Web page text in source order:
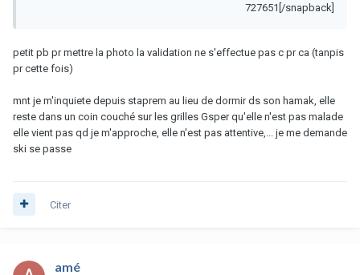
727651[/snapback]
petit pb pr mettre la photo la validation ne s'effectue pas c pr ca (tanpis
pr cette fois)
mnt je m'inquiete depuis staprem au lieu de dormir ds son hamak, elle
reste dans un coin couché sur les grilles Gsper qu'elle n'est pas malade
elle vient pas qd je m'approche, elle n'est pas attentive,... je me demande
ski se passe
Citer
amé